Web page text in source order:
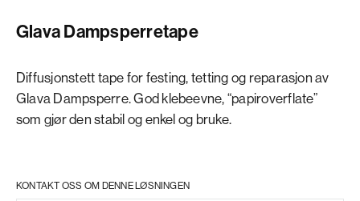
Glava Dampsperretape
Diffusjonstett tape for festing, tetting og reparasjon av
Glava Dampsperre. God klebeevne, “papiroverflate”
som gjør den stabil og enkel og bruke.
KONTAKT OSS OM DENNE LØSNINGEN